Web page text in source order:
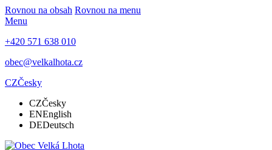
Rovnou na obsah Rovnou na menu
Menu
+420 571 638 010
obec@velkalhota.cz
CZČesky
CZČesky
ENEnglish
DEDeutsch